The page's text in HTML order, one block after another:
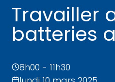
Travailler
batteries
8h00 - 11h30